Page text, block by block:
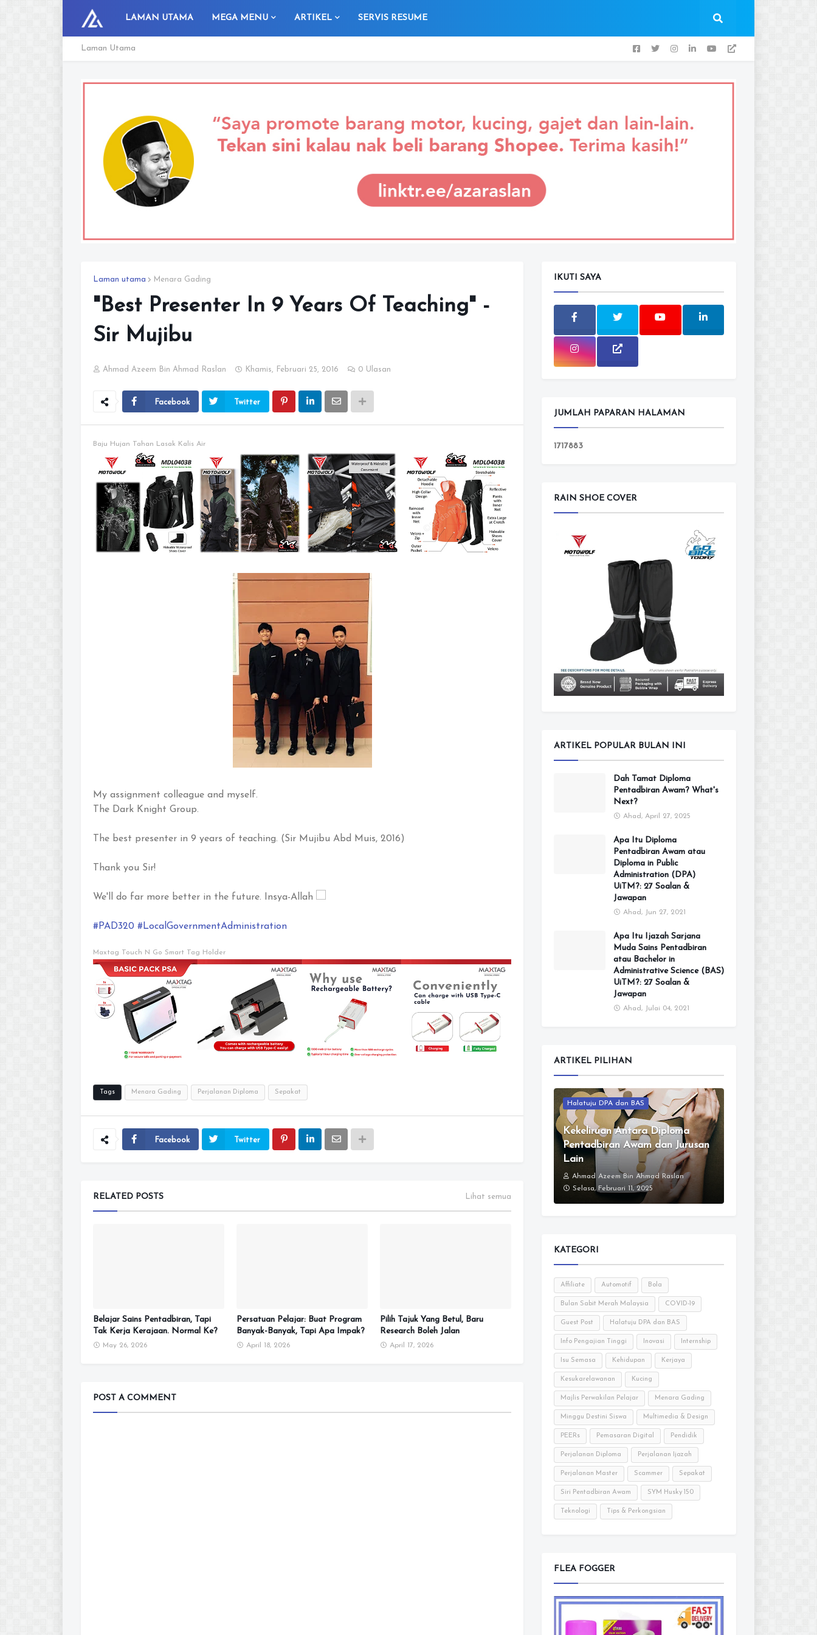
LAMAN UTAMA MEGA MENU ARTIKEL SERVIS RESUME
Laman Utama
Laman utama Menara Gading
"Best Presenter In 9 Years Of Teaching" -
Sir Mujibu
Ahmad Azeem Bin Ahmad Raslan Khamis, Februari 25, 2016 0 Ulasan
Facebook Twitter
Baju Hujan Tahan Lasak Kalis Air
My assignment colleague and myself.
The Dark Knight Group.
The best presenter in 9 years of teaching. (Sir Mujibu Abd Muis, 2016)
Thank you Sir!
We'll do far more better in the future. Insya-Allah
#PAD320 #LocalGovernmentAdministration
Maxtag Touch N Go Smart Tag Holder
Tags Menara Gading Perjalanan Diploma Sepakat
Facebook Twitter
RELATED POSTS Lihat semua
Belajar Sains Pentadbiran, Tapi
Tak Kerja Kerajaan. Normal Ke?
May 26, 2026
Persatuan Pelajar: Buat Program
Banyak-Banyak, Tapi Apa Impak?
April 18, 2026
Pilih Tajuk Yang Betul, Baru
Research Boleh Jalan
April 17, 2026
POST A COMMENT
IKUTI SAYA
JUMLAH PAPARAN HALAMAN
1717883
RAIN SHOE COVER
ARTIKEL POPULAR BULAN INI
Dah Tamat Diploma
Pentadbiran Awam? What's
Next?
Ahad, April 27, 2025
Apa Itu Diploma
Pentadbiran Awam atau
Diploma in Public
Administration (DPA)
UiTM?: 27 Soalan &
Jawapan
Ahad, Jun 27, 2021
Apa Itu Ijazah Sarjana
Muda Sains Pentadbiran
atau Bachelor in
Administrative Science (BAS)
UiTM?: 27 Soalan &
Jawapan
Ahad, Julai 04, 2021
ARTIKEL PILIHAN
Halatuju DPA dan BAS
Kekeliruan Antara Diploma
Pentadbiran Awam dan Jurusan
Lain
Ahmad Azeem Bin Ahmad Raslan
Selasa, Februari 11, 2025
KATEGORI
Affiliate Automotif Bola
Bulan Sabit Merah Malaysia COVID-19
Guest Post Halatuju DPA dan BAS
Info Pengajian Tinggi Inovasi Internship
Isu Semasa Kehidupan Kerjaya
Kesukarelawanan Kucing
Majlis Perwakilan Pelajar Menara Gading
Minggu Destini Siswa Multimedia & Design
PEERs Pemasaran Digital Pendidik
Perjalanan Diploma Perjalanan Ijazah
Perjalanan Master Scammer Sepakat
Siri Pentadbiran Awam SYM Husky 150
Teknologi Tips & Perkongsian
FLEA FOGGER